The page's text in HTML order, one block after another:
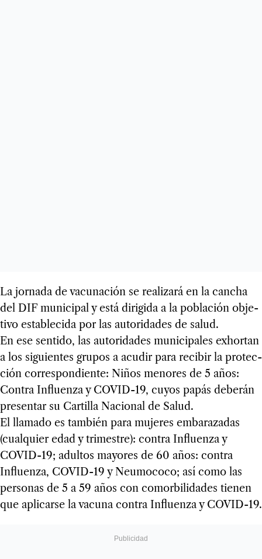
La jor­nada de vacu­na­ción se rea­li­zará en la can­cha
del DIF muni­ci­pal y está diri­gida a la pobla­ción obje­
tivo esta­ble­cida por las auto­ri­da­des de salud.
En ese sen­tido, las auto­ri­da­des muni­ci­pa­les exhor­tan
a los siguien­tes gru­pos a acu­dir para reci­bir la pro­tec­
ción corres­pon­diente: Niños meno­res de 5 años:
Con­tra Influenza y COVID-19, cuyos papás debe­rán
pre­sen­tar su Car­ti­lla Nacio­nal de Salud.
El lla­mado es tam­bién para muje­res emba­ra­za­das
(cual­quier edad y tri­mes­tre): con­tra Influenza y
COVID-19; adul­tos mayo­res de 60 años: con­tra
Influenza, COVID-19 y Neu­mo­coco; así como las
per­so­nas de 5 a 59 años con comor­bi­li­da­des tie­nen
que apli­carse la vacuna con­tra Influenza y COVID-19.